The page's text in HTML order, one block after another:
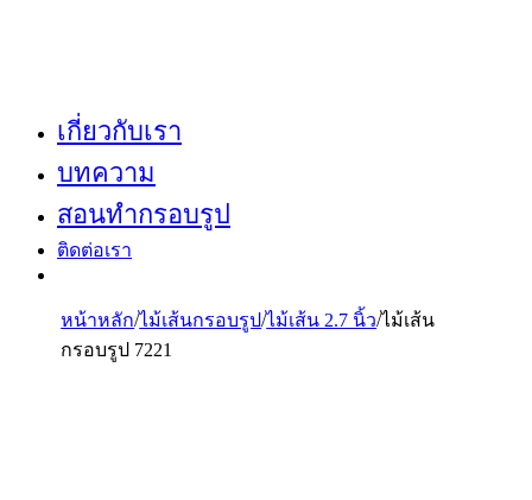
เกี่ยวกับเรา
บทความ
สอนทำกรอบรูป
ติดต่อเรา
หน้าหลัก/ไม้เส้นกรอบรูป/ไม้เส้น 2.7 นิ้ว/ไม้เส้น
กรอบรูป 7221